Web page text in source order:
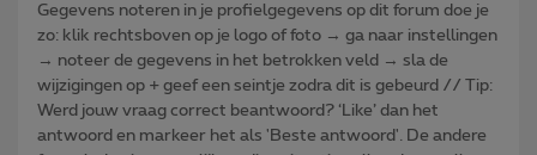
Gegevens noteren in je profielgegevens op dit forum doe je
zo: klik rechtsboven op je logo of foto → ga naar instellingen
→ noteer de gegevens in het betrokken veld → sla de
wijzigingen op + geef een seintje zodra dit is gebeurd // Tip:
Werd jouw vraag correct beantwoord? ‘Like’ dan het
antwoord en markeer het als 'Beste antwoord'. De andere